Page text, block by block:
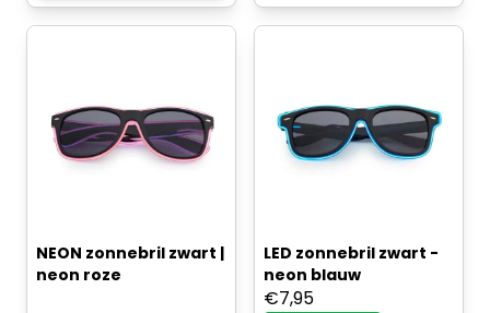
NEON zonnebril zwart |
neon roze
LED zonnebril zwart -
neon blauw
€7,95